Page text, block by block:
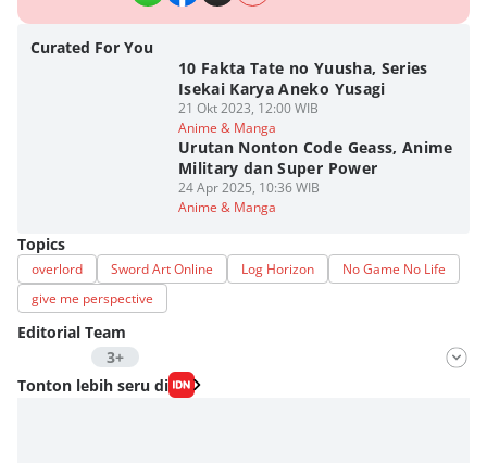
Curated For You
10 Fakta Tate no Yuusha, Series
Isekai Karya Aneko Yusagi
21 Okt 2023, 12:00 WIB
Anime & Manga
Urutan Nonton Code Geass, Anime
Military dan Super Power
24 Apr 2025, 10:36 WIB
Anime & Manga
Topics
overlord Sword Art Online Log Horizon
No Game No Life
give me perspective
Editorial Team
3+
Editor
Fahrul Razi Uni Nurullah
Tonton lebih seru di